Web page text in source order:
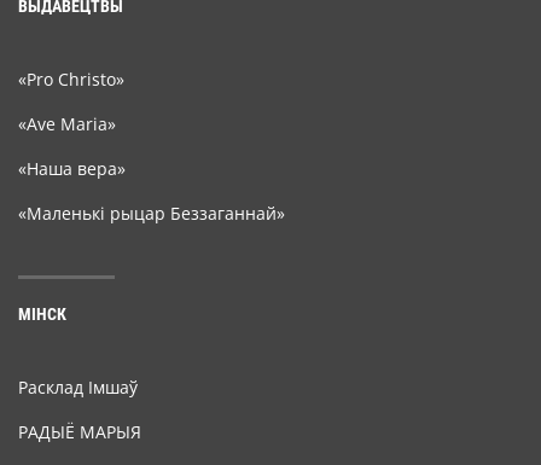
ВЫДАВЕЦТВЫ
«Pro Christo»
«Ave Maria»
«Наша вера»
«Маленькі рыцар Беззаганнай»
МІНСК
Расклад Імшаў
РАДЫЁ МАРЫЯ